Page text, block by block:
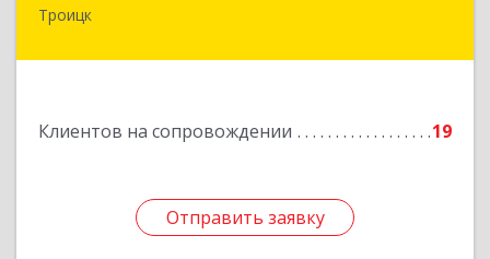
Троицк
Клиентов на сопровождении 19
Отправить заявку
108840, Москва г, Троицк г, Центральная ул,
Отправить заявку